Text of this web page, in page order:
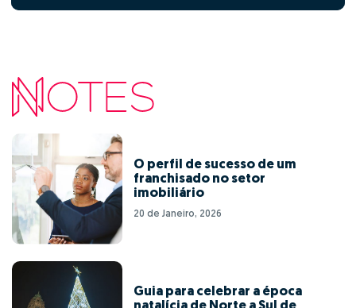
O perfil de sucesso de um
franchisado no setor
imobiliário
20 de Janeiro, 2026
Guia para celebrar a época